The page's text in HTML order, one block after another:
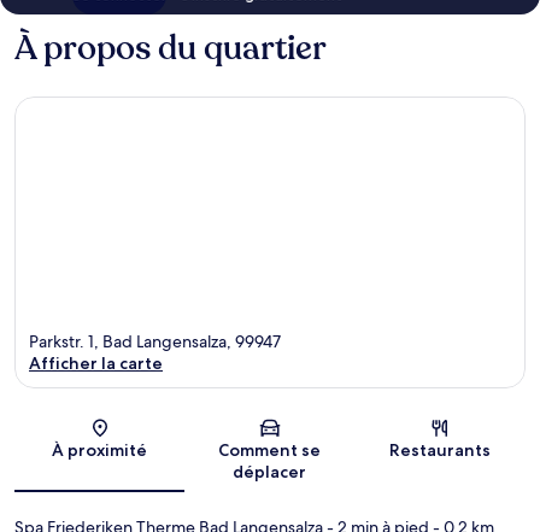
À propos du quartier
Carte
Parkstr. 1, Bad Langensalza, 99947
Afficher la carte
À proximité
Comment se
déplacer
Restaurants
Spa Friederiken Therme Bad Langensalza- 2 min à pied - 0.2 km